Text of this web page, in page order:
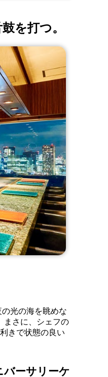
を打つ。
光の海を眺めな
まさに、シェフの
きで状態の良い
バーサリーケ